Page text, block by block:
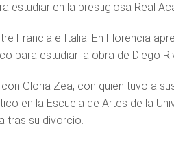
estudiar en la prestigiosa Real
Francia e Italia. En Florencia
para estudiar la obra de Diego
Gloria Zea, con quien tuvo a
en la Escuela de Artes de la
tras su divorcio.